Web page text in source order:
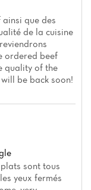
que des
de la cuisine
ordered beef
quality of the
be back soon!
sont tous
yeux fermés